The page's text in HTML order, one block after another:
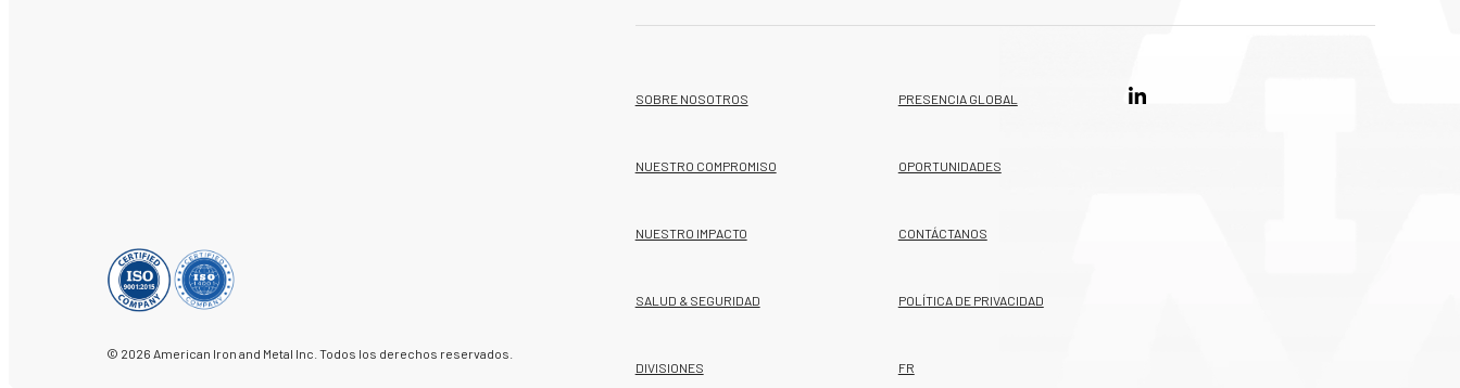
© 2026 American Iron and Metal Inc. Todos los derechos reservados.
SOBRE NOSOTROS
NUESTRO COMPROMISO
NUESTRO IMPACTO
SALUD & SEGURIDAD
DIVISIONES
PRESENCIA GLOBAL
OPORTUNIDADES
CONTÁCTANOS
POLÍTICA DE PRIVACIDAD
FR